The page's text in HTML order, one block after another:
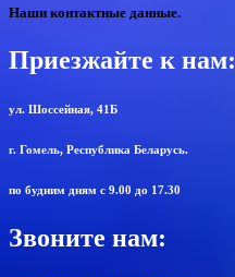
Наши контактные данные.
Приезжайте к нам:
ул. Шоссейная, 41Б
г. Гомель, Республика Беларусь.
по будним дням с 9.00 до 17.30
Звоните нам: